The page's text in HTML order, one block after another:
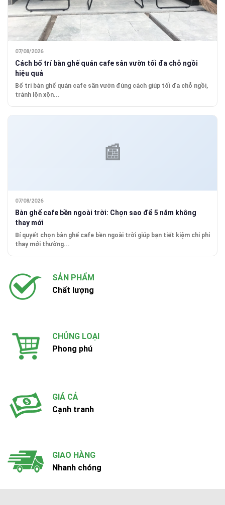
07/08/2026
Cách bố trí bàn ghế quán cafe sân vườn tối đa chỗ ngồi
hiệu quả
Bố trí bàn ghế quán cafe sân vườn đúng cách giúp tối đa chỗ ngồi,
tránh lộn xộn...
07/08/2026
Bàn ghế cafe bền ngoài trời: Chọn sao để 5 năm không
thay mới
Bí quyết chọn bàn ghế cafe bền ngoài trời giúp bạn tiết kiệm chi phí
thay mới thường...
SẢN PHẨM
Chất lượng
CHỦNG LOẠI
Phong phú
GIÁ CẢ
Cạnh tranh
GIAO HÀNG
Nhanh chóng